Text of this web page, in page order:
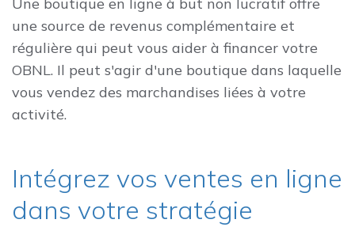
une source de revenus complémentaire et
régulière qui peut vous aider à financer votre
OBNL. Il peut s'agir d'une boutique dans laquelle
vous vendez des marchandises liées à votre
activité.
Intégrez vos ventes en ligne
dans votre stratégie